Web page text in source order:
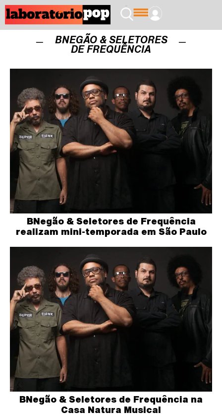
BNEGÃO & SELETORES
DE FREQUÊNCIA
BNegão & Seletores de Frequência
realizam mini-temporada em São Paulo
BNegão & Seletores de Frequência na
Casa Natura Musical